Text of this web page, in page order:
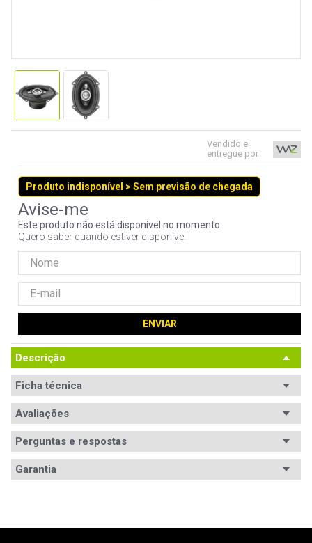
Vendido e
entregue por
Produto indisponível > Sem previsão de chegada
Este produto não está disponível no momento
Quero saber quando estiver disponível
ENVIAR
Descrição
Ficha técnica
Avaliações
Avaliações
ESCREVER AVALIAÇÃO
Perguntas e respostas
Garantia